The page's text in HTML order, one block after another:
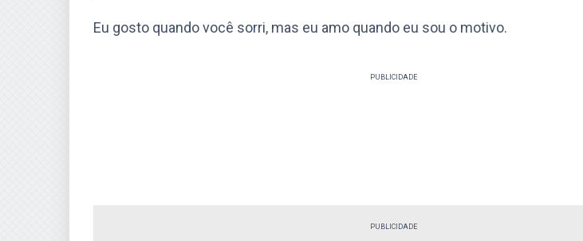
Eu gosto quando você sorri, mas eu amo quando eu sou o motivo.
PUBLICIDADE
PUBLICIDADE